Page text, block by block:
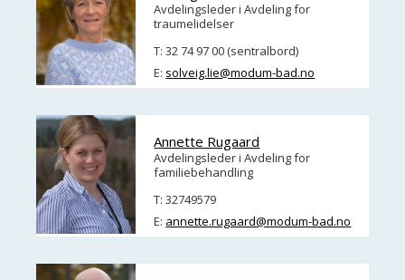
Avdelingsleder i Avdeling for
traumelidelser
T: 32 74 97 00 (sentralbord)
E: solveig.lie@modum-bad.no
Annette Rugaard
Avdelingsleder i Avdeling for
familiebehandling
T: 32749579
E: annette.rugaard@modum-bad.no